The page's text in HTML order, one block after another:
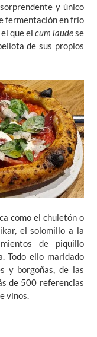
y único
fermentación en frío
que el cum laudese
de sus propios
como el chuletón o
el solomillo a la
de piquillo
Todo ello maridado
y borgoñas, de las
de 500 referencias
vinos.